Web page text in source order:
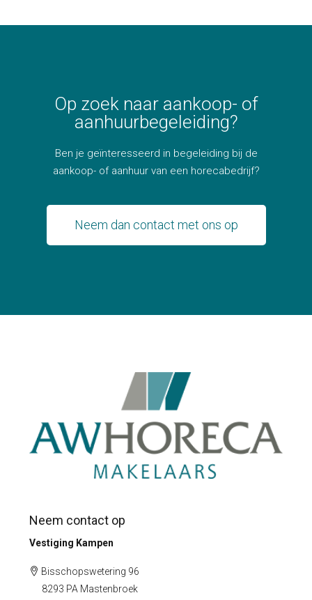
Op zoek naar aankoop- of
aanhuurbegeleiding?
Ben je geïnteresseerd in begeleiding bij de
aankoop- of aanhuur van een horecabedrijf?
Neem dan contact met ons op
Neem contact op
Vestiging Kampen
Bisschopswetering 96
8293 PA Mastenbroek